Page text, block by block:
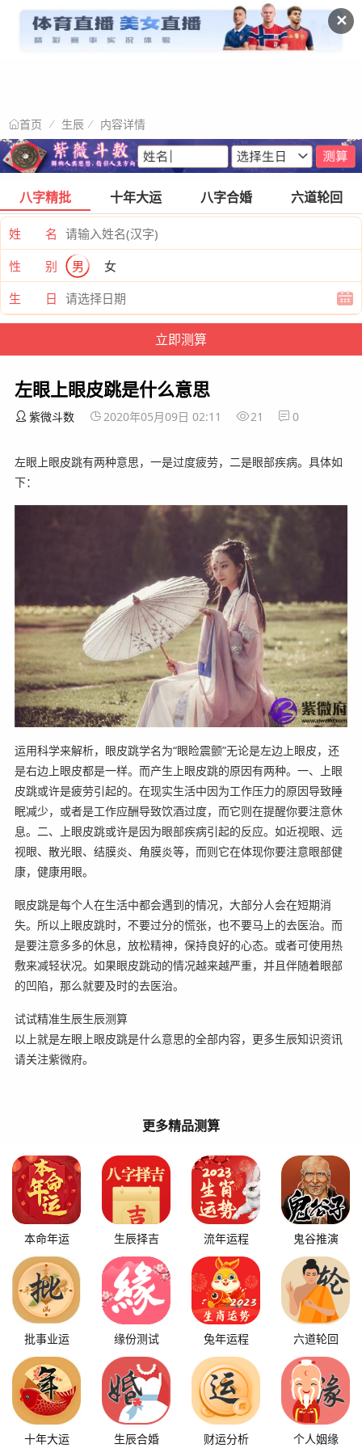
✕
首页 生辰 内容详情
八字精批 十年大运 八字合婚 六道轮回
姓 名
性 别
男
女
生 日
左眼上眼皮跳是什么意思
紫微斗数 2020年05月09日 02:11 21 0
左眼上眼皮跳有两种意思，一是过度疲劳，二是眼部疾病。具体如
下：
运用科学来解析，眼皮跳学名为“眼睑震颤”无论是左边上眼皮，还
是右边上眼皮都是一样。而产生上眼皮跳的原因有两种。一、上眼
皮跳或许是疲劳引起的。在现实生活中因为工作压力的原因导致睡
眠减少，或者是工作应酬导致饮酒过度，而它则在提醒你要注意休
息。二、上眼皮跳或许是因为眼部疾病引起的反应。如近视眼、远
视眼、散光眼、结膜炎、角膜炎等，而则它在体现你要注意眼部健
康，健康用眼。
眼皮跳是每个人在生活中都会遇到的情况，大部分人会在短期消
失。所以上眼皮跳时，不要过分的慌张，也不要马上的去医治。而
是要注意多多的休息，放松精神，保持良好的心态。或者可使用热
敷来减轻状况。如果眼皮跳动的情况越来越严重，并且伴随着眼部
的凹陷，那么就要及时的去医治。
试试精准生辰生辰测算
以上就是左眼上眼皮跳是什么意思的全部内容，更多生辰知识资讯
请关注紫微府。
更多精品测算
本命年运 生辰择吉 流年运程 鬼谷推演
批事业运 缘份测试 兔年运程 六道轮回
十年大运 生辰合婚 财运分析 个人姻缘